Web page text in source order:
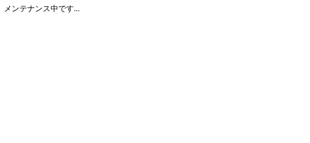
メンテナンス中です...